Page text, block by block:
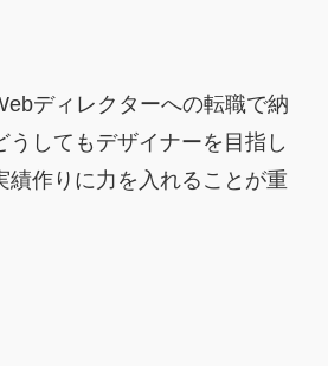
ディレクターへの転職で納
うしてもデザイナーを目指し
績作りに力を入れることが重